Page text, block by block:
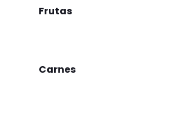
Frutas
Carnes